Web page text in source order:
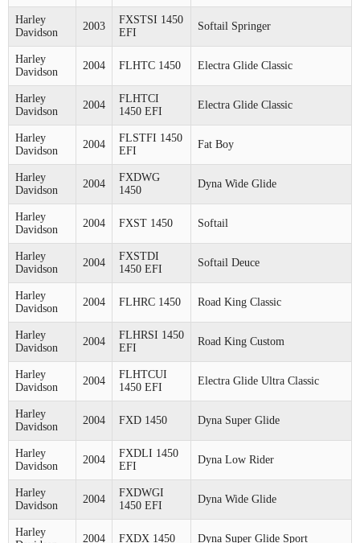
Harley
Davidson
2003
FXSTSI 1450
EFI
Softail Springer
Harley
Davidson
2004 FLHTC 1450 Electra Glide Classic
Harley
Davidson
2004
FLHTCI
1450 EFI
Electra Glide Classic
Harley
Davidson
2004
FLSTFI 1450
EFI
Fat Boy
Harley
Davidson
2004
FXDWG
1450
Dyna Wide Glide
Harley
Davidson
2004 FXST 1450 Softail
Harley
Davidson
2004
FXSTDI
1450 EFI
Softail Deuce
Harley
Davidson
2004 FLHRC 1450 Road King Classic
Harley
Davidson
2004
FLHRSI 1450
EFI
Road King Custom
Harley
Davidson
2004
FLHTCUI
1450 EFI
Electra Glide Ultra Classic
Harley
Davidson
2004 FXD 1450 Dyna Super Glide
Harley
Davidson
2004
FXDLI 1450
EFI
Dyna Low Rider
Harley
Davidson
2004
FXDWGI
1450 EFI
Dyna Wide Glide
Harley
2004 FXDX 1450 Dyna Super Glide Sport